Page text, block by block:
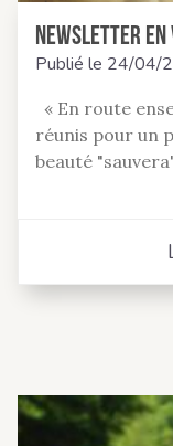
Newsletter En
Publié le 24/04/
« En route
réunis pour un
beauté